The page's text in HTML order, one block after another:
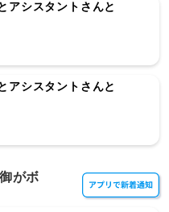
アシスタントさんと
アシスタントさんと
がボ